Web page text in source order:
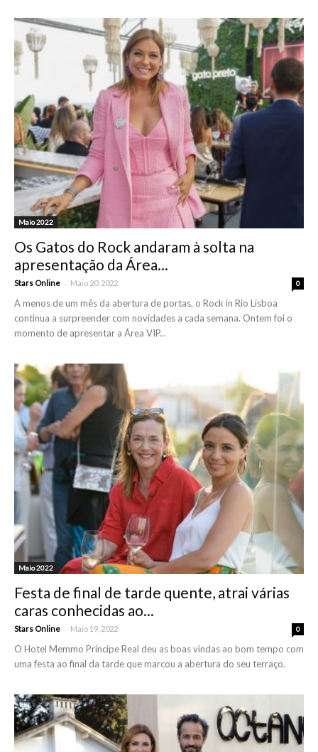
Maio 2022
Os Gatos do Rock andaram à solta na
apresentação da Área...
Stars Online - Maio 20, 2022 0
A menos de um mês da abertura de portas, o Rock in Rio Lisboa
continua a surpreender com novidades a cada semana. Ontem foi o
momento de apresentar a Área VIP...
Maio 2022
Festa de final de tarde quente, atrai várias
caras conhecidas ao...
Stars Online - Maio 19, 2022 0
O Hotel Memmo Príncipe Real deu as boas vindas ao bom tempo com
uma festa ao final da tarde que marcou a abertura do seu terraço.